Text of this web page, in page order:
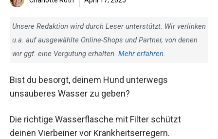
Unsere Redaktion wird durch Leser unterstützt. Wir verlinken
u.a. auf ausgewählte Online-Shops und Partner, von denen
wir ggf. eine Vergütung erhalten. Mehr erfahren.
Bist du besorgt, deinem Hund unterwegs
unsauberes Wasser zu geben?
Die richtige Wasserflasche mit Filter schützt
deinen Vierbeiner vor Krankheitserregern.